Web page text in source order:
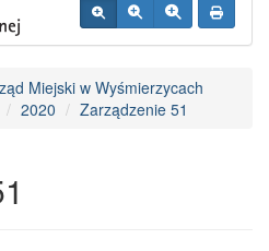
Miejski w Wyśmierzycach
2020 Zarządzenie 51